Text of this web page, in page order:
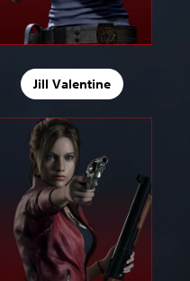
Jill Valentine